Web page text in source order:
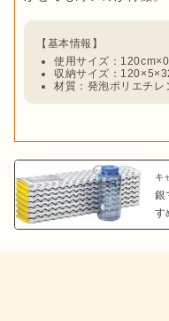
使用サイズ：
収納サイズ：
材質：発泡ポリエチレ
キ
銀
す